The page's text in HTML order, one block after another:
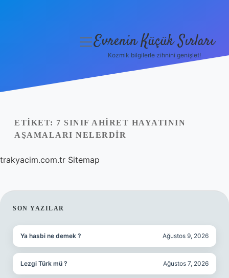
Yasal Uyarı
menüyü
Evrenin Küçük Sırları
Kozmik bilgilerle zihnini genişlet!
ETIKET: 7 SINIF AHIRET HAYATININ
AŞAMALARI NELERDIR
trakyacim.com.tr Sitemap
SIDEBAR
SON YAZILAR
Ya hasbi ne demek ? Ağustos 9, 2026
Lezgi Türk mü ? Ağustos 7, 2026